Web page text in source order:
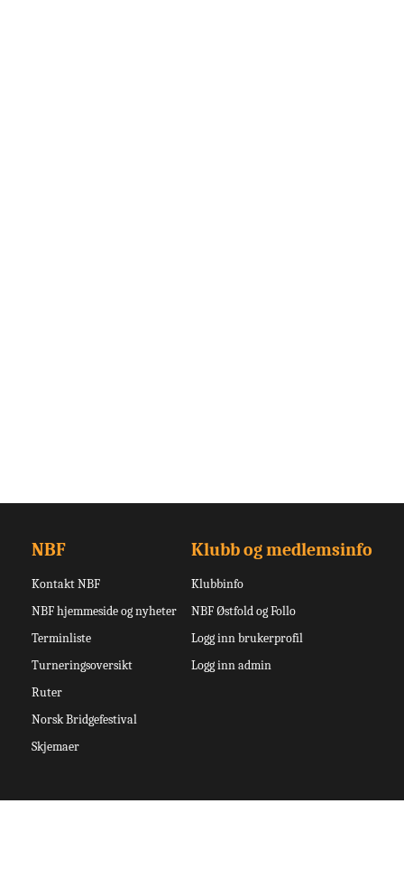
NBF
Kontakt NBF
NBF hjemmeside og nyheter
Terminliste
Turneringsoversikt
Ruter
Norsk Bridgefestival
Skjemaer
Klubb og medlemsinfo
Klubbinfo
NBF Østfold og Follo
Logg inn brukerprofil
Logg inn admin